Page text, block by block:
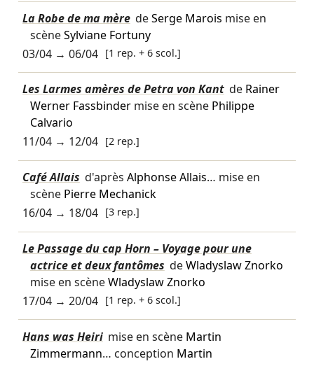
La Robe de ma mère deSerge Marois mise en
scèneSylviane Fortuny
03/04→ 06/04 [1 rep. + 6 scol.]
Les Larmes amères de Petra von Kant de Rainer
Werner Fassbindermise en scène Philippe
Calvario
11/04→ 12/04 [2 rep.]
Café Allais d'après Alphonse Allais… mise en
scène Pierre Mechanick
16/04→ 18/04 [3 rep.]
Le Passage du cap Horn – Voyage pour une
actrice et deux fantômes deWladyslaw Znorko
mise en scèneWladyslaw Znorko
17/04→ 20/04 [1 rep. + 6 scol.]
Hans was Heiri mise en scène Martin
Zimmermann… conception Martin